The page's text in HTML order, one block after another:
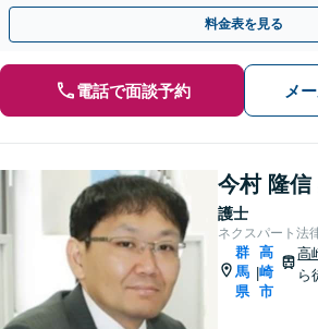
ポートいたします【Web面談・チャットツール
料金表を見る
電話で面談予約 メ
今村 隆信
護士
ネクスパート法
群
馬
県
|
高
崎
市
高
ら